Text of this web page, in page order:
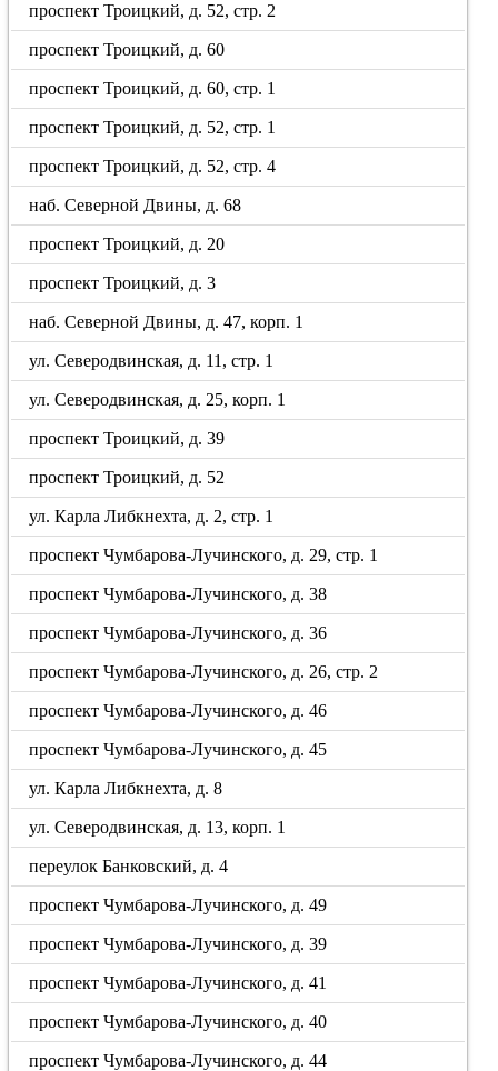
проспект Троицкий, д. 52, стр. 2
проспект Троицкий, д. 60
проспект Троицкий, д. 60, стр. 1
проспект Троицкий, д. 52, стр. 1
проспект Троицкий, д. 52, стр. 4
наб. Северной Двины, д. 68
проспект Троицкий, д. 20
проспект Троицкий, д. 3
наб. Северной Двины, д. 47, корп. 1
ул. Северодвинская, д. 11, стр. 1
ул. Северодвинская, д. 25, корп. 1
проспект Троицкий, д. 39
проспект Троицкий, д. 52
ул. Карла Либкнехта, д. 2, стр. 1
проспект Чумбарова-Лучинского, д. 29, стр. 1
проспект Чумбарова-Лучинского, д. 38
проспект Чумбарова-Лучинского, д. 36
проспект Чумбарова-Лучинского, д. 26, стр. 2
проспект Чумбарова-Лучинского, д. 46
проспект Чумбарова-Лучинского, д. 45
ул. Карла Либкнехта, д. 8
ул. Северодвинская, д. 13, корп. 1
переулок Банковский, д. 4
проспект Чумбарова-Лучинского, д. 49
проспект Чумбарова-Лучинского, д. 39
проспект Чумбарова-Лучинского, д. 41
проспект Чумбарова-Лучинского, д. 40
проспект Чумбарова-Лучинского, д. 44